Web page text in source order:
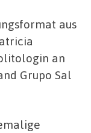
aus
an
Grupo Sal